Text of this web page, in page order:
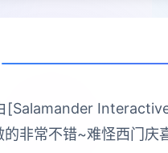
[Salamander
的非常不错~难怪西门